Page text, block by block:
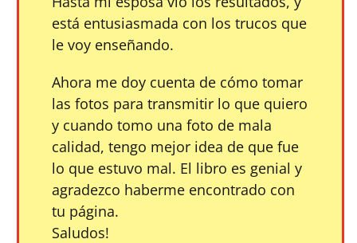
está entusiasmada con los trucos que
le voy enseñando.
Ahora me doy cuenta de cómo tomar
las fotos para transmitir lo que quiero
y cuando tomo una foto de mala
calidad, tengo mejor idea de que fue
lo que estuvo mal. El libro es genial y
agradezco haberme encontrado con
tu página.
Saludos!